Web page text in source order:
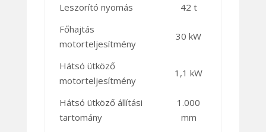
Leszorító nyomás
42 t
Főhajtás
motorteljesítmény
30 kW
Hátsó ütköző
motorteljesítmény
1,1 kW
Hátsó ütköző állítási
tartomány
1.000
mm